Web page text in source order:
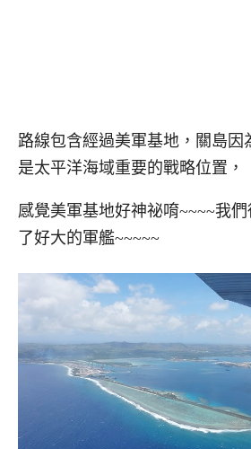
路線包含經過美軍基地，關島因
是太平洋海域重要的戰略位置，
感覺美軍基地好神祕唷~~~~我
了好大的軍艦~~~~~